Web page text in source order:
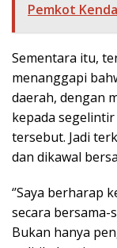
Pemkot
Sementara itu,
menanggapi
daerah, dengan
kepada
tersebut. Jadi
dan dikawal
‘’Saya berharap
secara bersama-
Bukan hanya